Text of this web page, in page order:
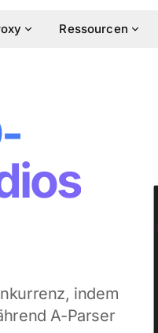
Ressourcen
indem
A-Parser